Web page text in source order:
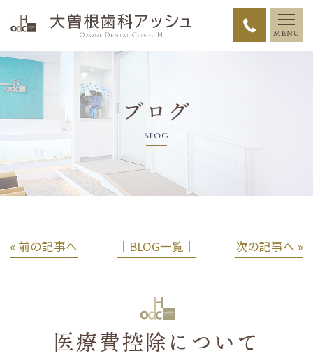
ブログ
BLOG
« 前の記事へ │BLOG一覧│ 次の記事へ »
医療費控除について